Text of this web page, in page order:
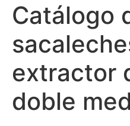
Catálogo
extractor
doble